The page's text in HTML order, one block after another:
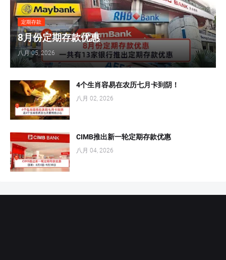
定期存款
8月份定期存款优惠
八月 05, 2026
4个生肖容易在农历七月卡到阴！
八月 02, 2026
CIMB推出新一轮定期存款优惠
八月 04, 2026